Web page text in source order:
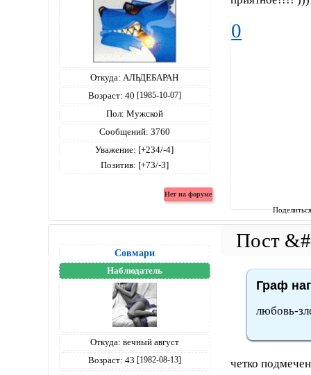
Откуда: АЛЬДЕБАРАН
Возраст: 40 [1985-10-07]
Пол: Мужской
Сообщений: 3760
Уважение: [+234/-4]
Позитив: [+73/-3]
0
Совмари
Наблюдатель
Откуда: вечный август
Возраст: 43 [1982-08-13]
Граф
любовь-
четко